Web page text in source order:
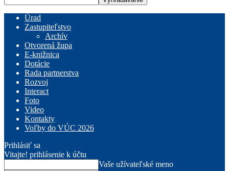
Úrad
Zastupiteľstvo
Archív
Otvorená župa
E-knižnica
Dotácie
Rada partnerstva
Rozvoj
Interact
Foto
Video
Kontakty
Voľby do VÚC 2026
Prihlásiť sa
Vitajte! prihlásenie k účtu
Vaše užívateľské meno